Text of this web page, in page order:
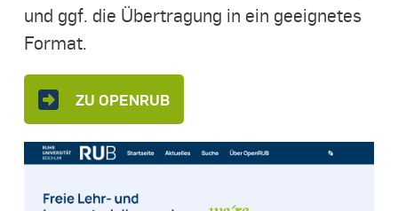
und ggf. die Übertragung in ein geeignetes
Format.
ZU OPENRUB